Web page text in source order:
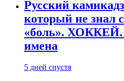
Русский
который не знал
«боль». ХОККЕЙ.
имена
5 дней спустя